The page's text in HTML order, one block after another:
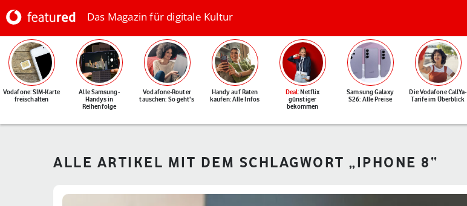
Das Magazin für digitale Kultur
Vodafone: SIM-Karte
freischalten
Alle Samsung-
Handys in
Reihenfolge
Vodafone-Router
tauschen: So geht's
Handy auf Raten
kaufen: Alle Infos
Deal: Netflix
günstiger
bekommen
Samsung Galaxy
S26: Alle Preise
Die Vodafone CallYa-
Tarife im Überblick
ALLE ARTIKEL MIT DEM SCHLAGWORT „IPHONE 8“